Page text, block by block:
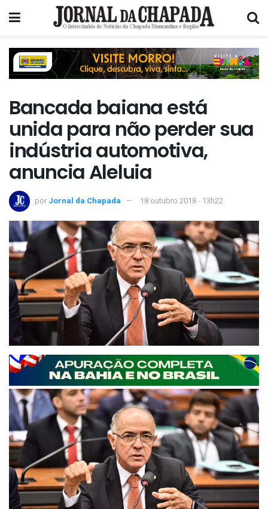
Bancada baiana está
unida para não perder sua
indústria automotiva,
anuncia Aleluia
por Jornal da Chapada 18 outubro 2018 - 13h22